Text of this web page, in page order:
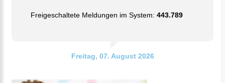
Freigeschaltete Meldungen im System: 443.789
Freitag, 07. August 2026